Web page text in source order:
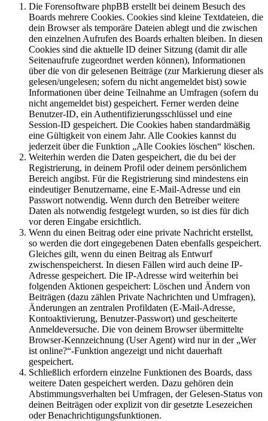
Die Forensoftware phpBB erstellt bei deinem Besuch des
Boards mehrere Cookies. Cookies sind kleine Textdateien, die
dein Browser als temporäre Dateien ablegt und die zwischen
den einzelnen Aufrufen des Boards erhalten bleiben. In diesen
Cookies sind die aktuelle ID deiner Sitzung (damit dir alle
Seitenaufrufe zugeordnet werden können), Informationen
über die von dir gelesenen Beiträge (zur Markierung dieser als
gelesen/ungelesen; sofern du nicht angemeldet bist) sowie
Informationen über deine Teilnahme an Umfragen (sofern du
nicht angemeldet bist) gespeichert. Ferner werden deine
Benutzer-ID, ein Authentifizierungsschlüssel und eine
Session-ID gespeichert. Die Cookies haben standardmäßig
eine Gültigkeit von einem Jahr. Alle Cookies kannst du
jederzeit über die Funktion „Alle Cookies löschen“ löschen.
Weiterhin werden die Daten gespeichert, die du bei der
Registrierung, in deinem Profil oder deinem persönlichem
Bereich angibst. Für die Registrierung sind mindestens ein
eindeutiger Benutzername, eine E-Mail-Adresse und ein
Passwort notwendig. Wenn durch den Betreiber weitere
Daten als notwendig festgelegt wurden, so ist dies für dich
vor deren Eingabe ersichtlich.
Wenn du einen Beitrag oder eine private Nachricht erstellst,
so werden die dort eingegebenen Daten ebenfalls gespeichert.
Gleiches gilt, wenn du einen Beitrag als Entwurf
zwischenspeicherst. In diesen Fällen wird auch deine IP-
Adresse gespeichert. Die IP-Adresse wird weiterhin bei
folgenden Aktionen gespeichert: Löschen und Ändern von
Beiträgen (dazu zählen Private Nachrichten und Umfragen),
Änderungen an zentralen Profildaten (E-Mail-Adresse,
Kontoaktivierung, Benutzer-Passwort) und gescheiterte
Anmeldeversuche. Die von deinem Browser übermittelte
Browser-Kennzeichnung (User Agent) wird nur in der „Wer
ist online?“-Funktion angezeigt und nicht dauerhaft
gespeichert.
Schließlich erfordern einzelne Funktionen des Boards, dass
weitere Daten gespeichert werden. Dazu gehören dein
Abstimmungsverhalten bei Umfragen, der Gelesen-Status von
deinen Beiträgen oder explizit von dir gesetzte Lesezeichen
oder Benachrichtigungsfunktionen.